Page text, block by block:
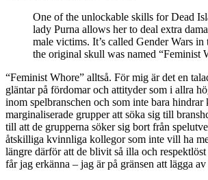
One of the unlockable skills for Dead
lady Purna allows her to deal extra
male victims. It’s called Gender Wars in
the original skull was named “Feminist
“Feminist Whore” alltså. För mig är det en
gläntar på fördomar och attityder som i allra
inom spelbranschen och som inte bara
marginaliserade grupper att söka sig till
till att de grupperna söker sig bort från
åtskilliga kvinnliga kollegor som inte vill ha
längre därför att de blivit så illa och
får jag erkänna – jag är på gränsen att lägga